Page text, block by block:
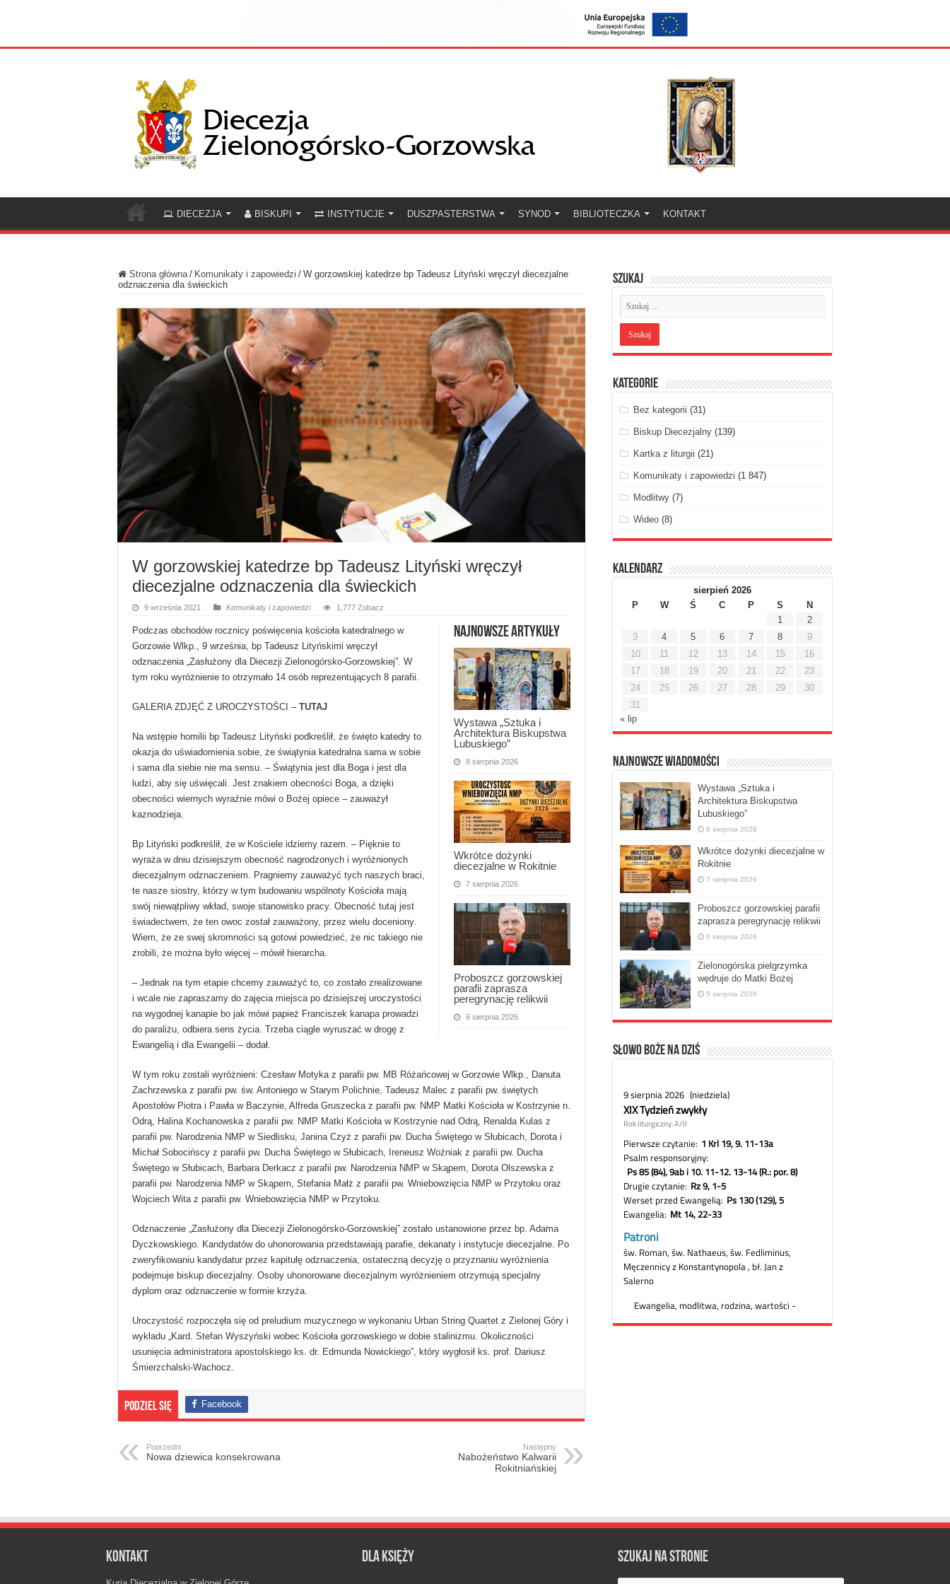
DIECEZJA BISKUPI INSTYTUCJE DUSZPASTERSTWA SYNOD BIBLIOTECZKA KONTAKT
Strona główna / Komunikaty i zapowiedzi / W gorzowskiej katedrze bp Tadeusz Lityński wręczył diecezjalne
odznaczenia dla świeckich
W gorzowskiej katedrze bp Tadeusz Lityński wręczył
diecezjalne odznaczenia dla świeckich
9 września 2021 Komunikaty i zapowiedzi 1,777 Zobacz
Najnowsze artykuły
Wystawa „Sztuka i
Architektura Biskupstwa
Lubuskiego”
8 sierpnia 2026
Wkrótce dożynki
diecezjalne w Rokitnie
7 sierpnia 2026
Proboszcz gorzowskiej
parafii zaprasza
peregrynację relikwii
6 sierpnia 2026
Podczas obchodów rocznicy poświęcenia kościoła katedralnego w
Gorzowie Wlkp., 9 września, bp Tadeusz Lityńskimi wręczył
odznaczenia „Zasłużony dla Diecezji Zielonogórsko-Gorzowskiej”. W
tym roku wyróżnienie to otrzymało 14 osób reprezentujących 8 parafii.
GALERIA ZDJĘĆ Z UROCZYSTOŚCI – TUTAJ
Na wstępie homilii bp Tadeusz Lityński podkreślił, że święto katedry to
okazja do uświadomienia sobie, że świątynia katedralna sama w sobie
i sama dla siebie nie ma sensu. – Świątynia jest dla Boga i jest dla
ludzi, aby się uświęcali. Jest znakiem obecności Boga, a dzięki
obecności wiernych wyraźnie mówi o Bożej opiece – zauważył
kaznodzieja.
Bp Lityński podkreślił, że w Kościele idziemy razem. – Pięknie to
wyraża w dniu dzisiejszym obecność nagrodzonych i wyróżnionych
diecezjalnym odznaczeniem. Pragniemy zauważyć tych naszych braci,
te nasze siostry, którzy w tym budowaniu wspólnoty Kościoła mają
swój niewątpliwy wkład, swoje stanowisko pracy. Obecność tutaj jest
świadectwem, że ten owoc został zauważony, przez wielu doceniony.
Wiem, że ze swej skromności są gotowi powiedzieć, że nic takiego nie
zrobili, że można było więcej – mówił hierarcha.
– Jednak na tym etapie chcemy zauważyć to, co zostało zrealizowane
i wcale nie zapraszamy do zajęcia miejsca po dzisiejszej uroczystości
na wygodnej kanapie bo jak mówi papież Franciszek kanapa prowadzi
do paraliżu, odbiera sens życia. Trzeba ciągle wyruszać w drogę z
Ewangelią i dla Ewangelii – dodał.
W tym roku zostali wyróżnieni: Czesław Motyka z parafii pw. MB Różańcowej w Gorzowie Wlkp., Danuta
Zachrzewska z parafii pw. św. Antoniego w Starym Polichnie, Tadeusz Malec z parafii pw. świętych
Apostołów Piotra i Pawła w Baczynie, Alfreda Gruszecka z parafii pw. NMP Matki Kościoła w Kostrzynie n.
Odrą, Halina Kochanowska z parafii pw. NMP Matki Kościoła w Kostrzynie nad Odrą, Renalda Kulas z
parafii pw. Narodzenia NMP w Siedlisku, Janina Czyż z parafii pw. Ducha Świętego w Słubicach, Dorota i
Michał Sobocińscy z parafii pw. Ducha Świętego w Słubicach, Ireneusz Woźniak z parafii pw. Ducha
Świętego w Słubicach, Barbara Derkacz z parafii pw. Narodzenia NMP w Skąpem, Dorota Olszewska z
parafii pw. Narodzenia NMP w Skąpem, Stefania Małż z parafii pw. Wniebowzięcia NMP w Przytoku oraz
Wojciech Wita z parafii pw. Wniebowzięcia NMP w Przytoku.
Odznaczenie „Zasłużony dla Diecezji Zielonogórsko-Gorzowskiej” zostało ustanowione przez bp. Adama
Dyczkowskiego. Kandydatów do uhonorowania przedstawiają parafie, dekanaty i instytucje diecezjalne. Po
zweryfikowaniu kandydatur przez kapitułę odznaczenia, ostateczną decyzję o przyznaniu wyróżnienia
podejmuje biskup diecezjalny. Osoby uhonorowane diecezjalnym wyróżnieniem otrzymują specjalny
dyplom oraz odznaczenie w formie krzyża.
Uroczystość rozpoczęła się od preludium muzycznego w wykonaniu Urban String Quartet z Zielonej Góry i
wykładu „Kard. Stefan Wyszyński wobec Kościoła gorzowskiego w dobie stalinizmu. Okoliczności
usunięcia administratora apostolskiego ks. dr. Edmunda Nowickiego”, który wygłosił ks. prof. Dariusz
Śmierzchalski-Wachocz.
Podziel się Facebook
Poprzedni
Nowa dziewica konsekrowana
Następny
Nabożeństwo Kalwarii
Rokitniańskiej
Szukaj
Kategorie
Bez kategorii (31)
Biskup Diecezjalny(139)
Kartka z liturgii (21)
Komunikaty i zapowiedzi (1 847)
Modlitwy(7)
Wideo(8)
Kalendarz
sierpień 2026
P
W Ś C P S
N
1
2
3
4 5 6 7 8
9
10
11 12 13 14 15
16
17
18 19 20 21 22
23
24
25 26 27 28 29
30
31
« lip
Najnowsze Wiadomości
Wystawa „Sztuka i
Architektura Biskupstwa
Lubuskiego”
8 sierpnia 2026
Wkrótce dożynki diecezjalne w
Rokitnie
7 sierpnia 2026
Proboszcz gorzowskiej parafii
zaprasza peregrynację relikwii
6 sierpnia 2026
Zielonogórska pielgrzymka
wędruje do Matki Bożej
5 sierpnia 2026
Słowo Boże na dziś
Kontakt Dla księży Szukaj na stronie